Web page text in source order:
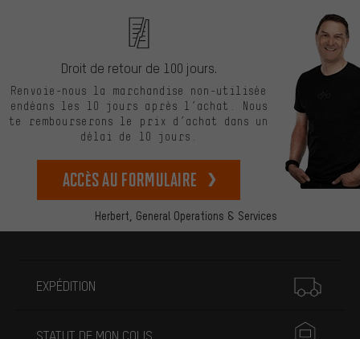
Herbert, General Operations & Services
Droit de retour de 100 jours.
Renvoie-nous la marchandise non-utilisée
endéans les 10 jours après l’achat. Nous
te rembourserons le prix d’achat dans un
délai de 10 jours.
Accès au formulaire
EXPÉDITION
STATUT DE MON COLIS